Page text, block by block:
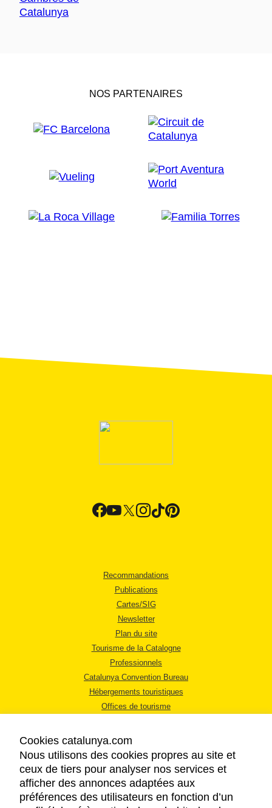
NOS PARTENAIRES
Recommandations
Publications
Cartes/SIG
Newsletter
Plan du site
Tourisme de la Catalogne
Professionnels
Catalunya Convention Bureau
Hébergements touristiques
Offices de tourisme
MENTIONS LÉGALES
Cookies catalunya.com
Nous utilisons des cookies propres au site et
ceux de tiers pour analyser nos services et
afficher des annonces adaptées aux
préférences des utilisateurs en fonction d’un